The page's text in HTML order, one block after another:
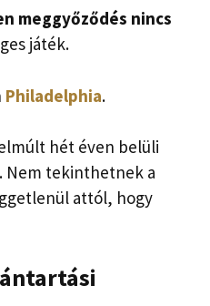
meggyőződés nincs
játék.
Philadelphia.
hét éven belüli
tekinthetnek a
attól, hogy